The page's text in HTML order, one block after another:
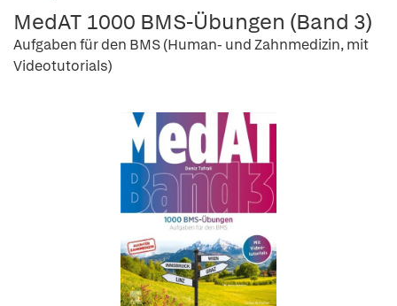
MedAT 1000 BMS-Übungen (Band 3)
Aufgaben für den BMS (Human- und Zahnmedizin, mit
Videotutorials)